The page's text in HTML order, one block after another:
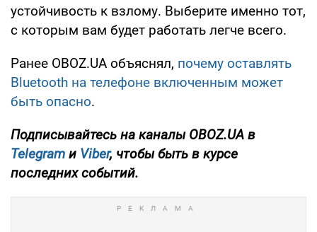
устойчивость к взлому. Выберите именно тот,
с которым вам будет работать легче всего.
Ранее OBOZ.UA объяснял, почему оставлять
Bluetooth на телефоне включенным может
быть опасно.
Подписывайтесь на каналы OBOZ.UA в
Telegram и Viber, чтобы быть в курсе
последних событий.